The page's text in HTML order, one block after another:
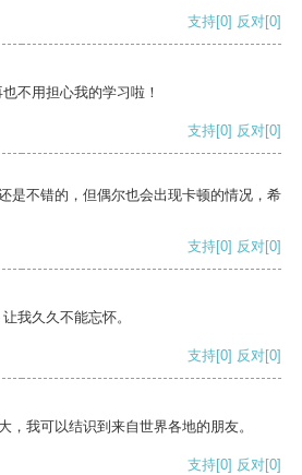
支持[0] 反对[0]
不用担心我的学习啦！
支持[0] 反对[0]
是不错的，但偶尔也会出现卡顿的情况，希
支持[0] 反对[0]
我久久不能忘怀。
支持[0] 反对[0]
，我可以结识到来自世界各地的朋友。
支持[0] 反对[0]